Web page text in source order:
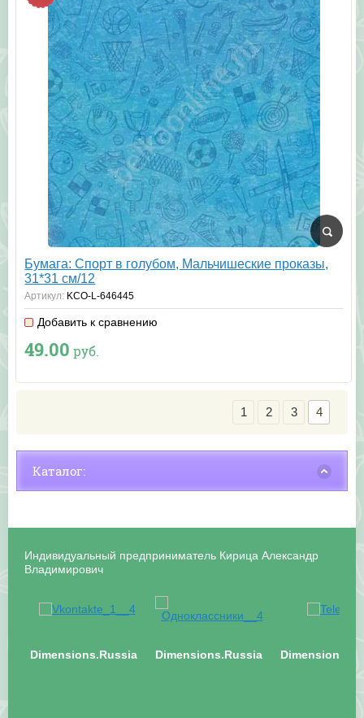
Бумага: Спорт в голубом, Мальчишеские проказы,
31*31 см/12
Артикул: KCO-L-646445
Добавить к сравнению
49.00 руб.
1 2 3 4
Каталог:
Индивидуальный предприниматель Кирица Александр
Владимирович
Dimensions.Russia Dimensions.Russia